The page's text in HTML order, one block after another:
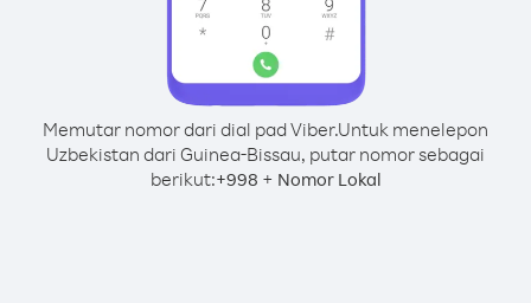
Memutar nomor dari dial pad Viber.Untuk menelepon
Uzbekistan dari Guinea-Bissau, putar nomor sebagai
berikut:+998 + Nomor Lokal